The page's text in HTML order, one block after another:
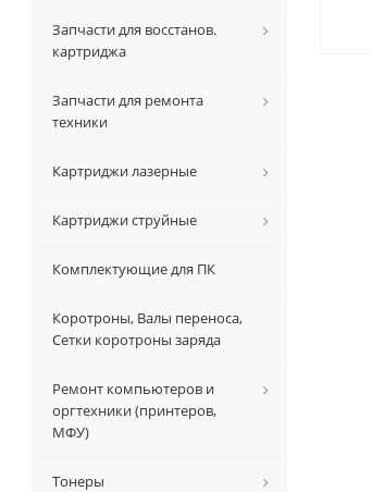
Запчасти для восстанов.
картриджа
Запчасти для ремонта
техники
Картриджи лазерные
Картриджи струйные
Комплектующие для ПК
Коротроны, Валы переноса,
Сетки коротроны заряда
Ремонт компьютеров и
оргтехники (принтеров,
МФУ)
Тонеры